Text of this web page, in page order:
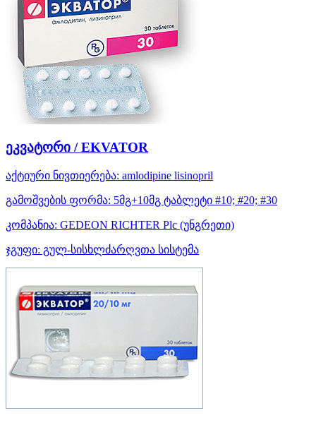
ეკვატორი / EKVATOR
აქტიური ნივთიერება: amlodipine lisinopril
გამოშვების ფორმა: 5მგ+10მგ ტაბლეტი #10; #20; #30
კომპანია: GEDEON RICHTER Plc (უნგრეთი)
ჯგუფი: გულ-სისხლძარღვთა სისტემა